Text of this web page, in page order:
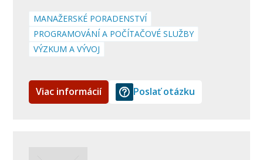
MANAŽERSKÉ PORADENSTVÍ
PROGRAMOVÁNÍ A POČÍTAČOVÉ SLUŽBY
VÝZKUM A VÝVOJ
Viac informácií Poslať otázku